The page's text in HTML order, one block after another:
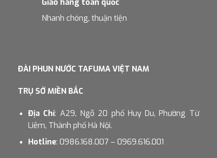
Giao hàng toàn quốc
Nhanh chóng, thuận tiện
ĐÀI PHUN NƯỚC TAFUMA VIỆT NAM
TRỤ SỞ MIỀN BẮC
Địa Chỉ: A29, Ngõ 20 phố Huy Du, Phường Từ
Liêm, Thành phố Hà Nội.
Hotline: 0986.168.007 – 0969.616.001